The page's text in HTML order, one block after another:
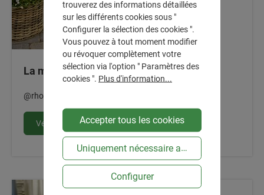
La magie du printemps sur la terrasse
@rhomeandstyle
Vers l'article
trouverez des informations détaillées
sur les différents cookies sous "
Configurer la sélection des cookies ".
Vous pouvez à tout moment modifier
ou révoquer complètement votre
sélection via l'option " Paramètres des
cookies ". Plus d'information...
Accepter tous les cookies
Uniquement nécessaire au niveau technique
Configurer